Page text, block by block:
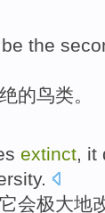
the
的鸟类。
extinct, it
.
它会极大地